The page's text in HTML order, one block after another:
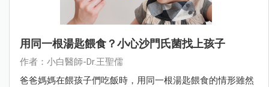
用同一根湯匙餵食？小心沙門氏菌找上孩子
作者：小白醫師-Dr.王聖儒
爸爸媽媽在餵孩子們吃飯時，用同一根湯匙餵食的情形雖然